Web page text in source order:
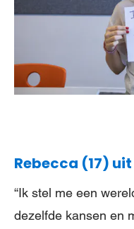
Rebecca (17)
“Ik stel me een
dezelfde kansen en